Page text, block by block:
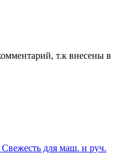
т.к внесены в